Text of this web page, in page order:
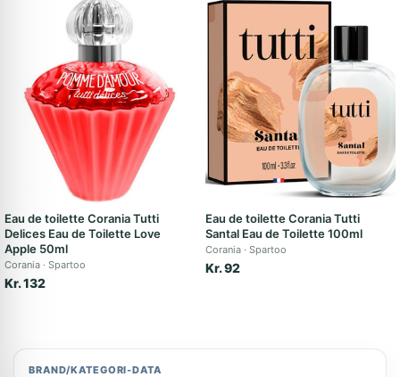
Eau de toilette Corania Tutti
Delices Eau de Toilette Love
Apple 50ml
Corania Spartoo
Kr. 132
Eau de toilette Corania Tutti
Santal Eau de Toilette 100ml
Corania Spartoo
Kr. 92
BRAND/KATEGORI-DATA